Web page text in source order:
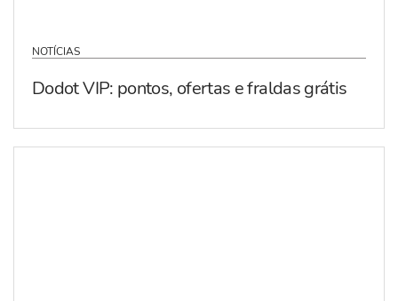
NOTÍCIAS
Dodot VIP: pontos, ofertas e fraldas grátis